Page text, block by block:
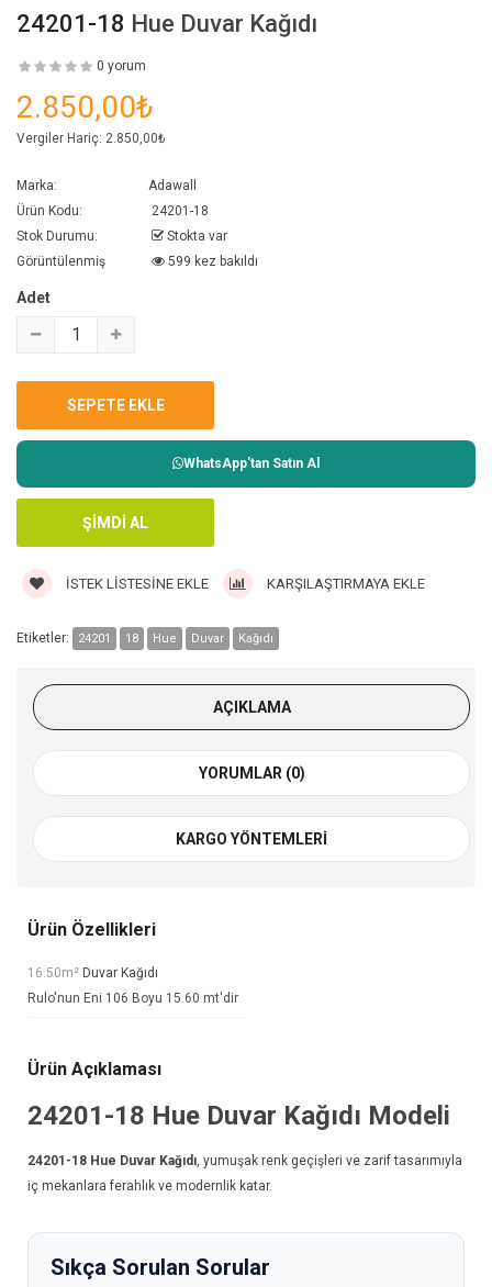
24201-18 Hue Duvar Kağıdı
0 yorum
2.850,00₺
Vergiler Hariç: 2.850,00₺
Marka:
Adawall
Ürün Kodu:
24201-18
Stok Durumu:
Stokta var
Görüntülenmiş
599 kez bakıldı
Adet
WhatsApp'tan Satın Al
İSTEK LISTESINE EKLE KARŞILAŞTIRMAYA EKLE
Etiketler: 24201 18 Hue Duvar Kağıdı
AÇIKLAMA
YORUMLAR (0)
KARGO YÖNTEMLERI
Ürün Özellikleri
16.50m² Duvar Kağıdı
Rulo'nun Eni 106 Boyu 15.60 mt'dir
Ürün Açıklaması
24201-18 Hue Duvar Kağıdı Modeli
24201-18 Hue Duvar Kağıdı , yumuşak renk geçişleri ve zarif tasarımıyla
iç mekanlara ferahlık ve modernlik katar.
Sıkça Sorulan Sorular